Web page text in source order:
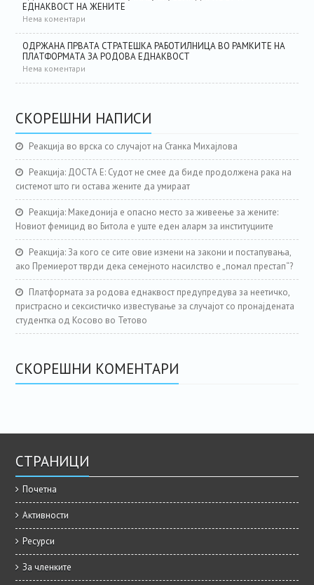
ЕДНАКВОСТ НА ЖЕНИТЕ
Нема коментари
ОДРЖАНА ПРВАТА СТРАТЕШКА РАБОТИЛНИЦА ВО РАМКИТЕ НА
ПЛАТФОРМАТА ЗА РОДОВА ЕДНАКВОСТ
Нема коментари
СКОРЕШНИ НАПИСИ
Реакција во врска со случајот на Станка Михајлова
Реакција: ДОСТА Е: Судот не смее да биде продолжена рака на
системот што ги остава жените да умираат
Реакција: Македонија е опасно место за живеење за жените:
Новиот фемицид во Битола е уште еден аларм за институциите
Реакција: За кого се сите овие измени на закони и постапувања,
ако Премиерот тврди дека семејното насилство е „помал престап“?
Платформата за родова еднаквост предупредува за неетичко,
пристрасно и сексистичко известување за случајот со пронајдената
студентка од Косово во Тетово
СКОРЕШНИ КОМЕНТАРИ
СТРАНИЦИ
Почетна
Активности
Ресурси
За членките